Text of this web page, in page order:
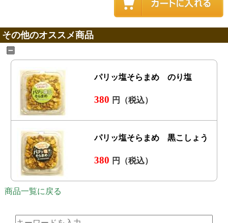
その他のオススメ商品
パリッ塩そらまめ のり塩
380 円（税込）
パリッ塩そらまめ 黒こしょう
380 円（税込）
商品一覧に戻る